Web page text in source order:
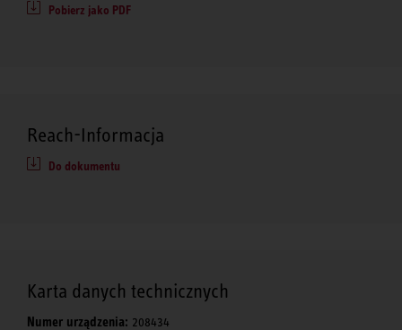
Pobierz jako PDF
Reach-Informacja
Do dokumentu
Karta danych technicznych
Numer urządzenia: 208434